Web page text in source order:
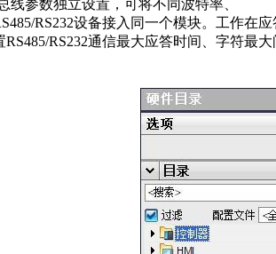
线参数独立设置，可将不同波特率、
RS232设备接入同一个模块。工作在应
RS485/RS232通信最大应答时间、字符最